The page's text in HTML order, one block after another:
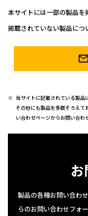
本サイトには一部の製品を
掲載されていない製品につ
当サイトに記載されている製品
その他にも製品を多数そろえて
い合わせページからお問い合わ
製品の各種お問い合わ
らのお問い合わせフォ